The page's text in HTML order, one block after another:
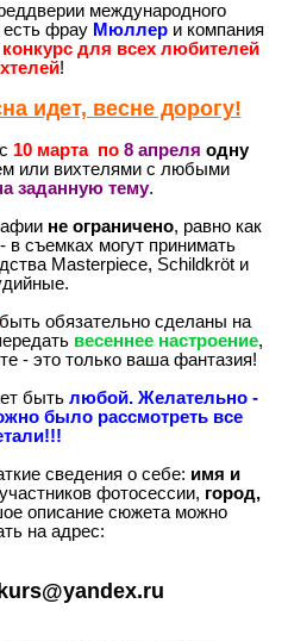
международного
есть фрау Мюллер и компания
конкурс для всех любителей
!
идет, весне дорогу!
10 марта по 8 апреля одну
или вихтелями с любыми
заданную тему.
не ограничено, равно как
в съемках могут принимать
Masterpiece, Schildkröt и
быть обязательно сделаны на
весеннее настроение,
- это только ваша фантазия!
быть любой. Желательно -
было рассмотреть все
сведения о себе: имя и
фотосессии, город,
описание сюжета можно
на адрес: